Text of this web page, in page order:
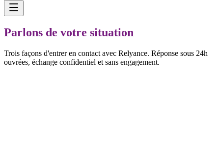
Parlons de votre situation
Trois façons d'entrer en contact avec Relyance. Réponse sous 24h
ouvrées, échange confidentiel et sans engagement.